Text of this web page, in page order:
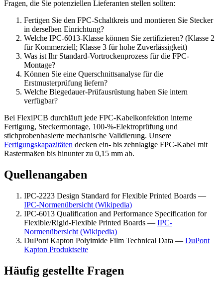
Fragen, die Sie potenziellen Lieferanten stellen sollten:
Fertigen Sie den FPC-Schaltkreis und montieren Sie Stecker
in derselben Einrichtung?
Welche IPC-6013-Klasse können Sie zertifizieren? (Klasse 2
für Kommerziell; Klasse 3 für hohe Zuverlässigkeit)
Was ist Ihr Standard-Vortrockenprozess für die FPC-
Montage?
Können Sie eine Querschnittsanalyse für die
Erstmusterprüfung liefern?
Welche Biegedauer-Prüfausrüstung haben Sie intern
verfügbar?
Bei FlexiPCB durchläuft jede FPC-Kabelkonfektion interne
Fertigung, Steckermontage, 100-%-Elektroprüfung und
stichprobenbasierte mechanische Validierung. Unsere
Fertigungskapazitäten decken ein- bis zehnlagige FPC-Kabel mit
Rastermaßen bis hinunter zu 0,15 mm ab.
Quellenangaben
IPC-2223 Design Standard for Flexible Printed Boards —
IPC-Normenübersicht (Wikipedia)
IPC-6013 Qualification and Performance Specification for
Flexible/Rigid-Flexible Printed Boards — IPC-
Normenübersicht (Wikipedia)
DuPont Kapton Polyimide Film Technical Data — DuPont
Kapton Produktseite
Häufig gestellte Fragen